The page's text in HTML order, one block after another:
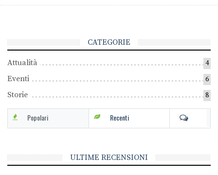
CATEGORIE
Attualità 4
Eventi 6
Storie 8
Popolari Recenti
ULTIME RECENSIONI